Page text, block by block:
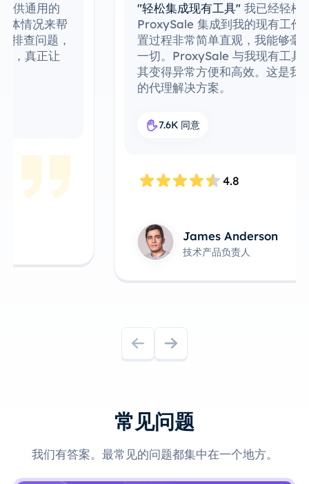
"轻松集成现有工具"我已经轻松地将
ProxySale 集成到我的现有工作流程中。设
置过程非常简单直观，我能够毫无问题地运行
一切。ProxySale 与我现有工具的兼容性使
其变得异常方便和高效。这是我工作流中完美
James Anderson
技术产品负责人
常见问题
我们有答案。最常见的问题都集中在一个地方。